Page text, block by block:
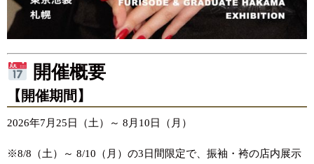
開催概要
【開催期間】
2026年7月25日（土）～ 8月10日（月）
※8/8（土）～ 8/10（月）の3日間限定で、振袖・袴の店内展示